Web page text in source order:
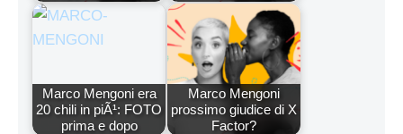
Marco Mengoni era
20 chili in piÃ¹: FOTO
prima e dopo
Marco Mengoni
prossimo giudice di X
Factor?